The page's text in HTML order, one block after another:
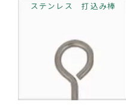
ステンレス 打込み棒